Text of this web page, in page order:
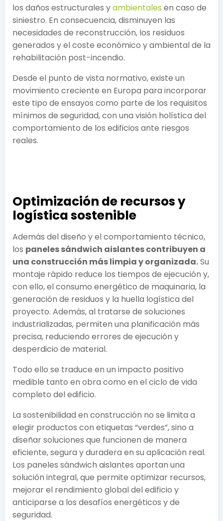
los daños estructurales yambientales en caso de
siniestro. En consecuencia, disminuyen las
necesidades de reconstrucción, los residuos
generados y el coste económico y ambiental de la
rehabilitación post-incendio.
Desde el punto de vista normativo, existe un
movimiento creciente en Europa para incorporar
este tipo de ensayos como parte de los requisitos
mínimos de seguridad, con una visión holística del
comportamiento de los edificios ante riesgos
reales.
Optimización de recursos y
logística sostenible
Además del diseño y el comportamiento técnico,
los paneles sándwich aislantes contribuyen a
una construcción más limpia y organizada.Su
montaje rápido reduce los tiempos de ejecución y,
con ello, el consumo energético de maquinaria, la
generación de residuos y la huella logística del
proyecto. Además, al tratarse de soluciones
industrializadas, permiten una planificación más
precisa, reduciendo errores de ejecución y
desperdicio de material.
Todo ello se traduce en un impacto positivo
medible tanto en obra como en el ciclo de vida
completo del edificio.
La sostenibilidad en construcción no se limita a
elegir productos con etiquetas “verdes”, sino a
diseñar soluciones que funcionen de manera
eficiente, segura y duradera en su aplicación real.
Los paneles sándwich aislantes aportan una
solución integral, que permite optimizar recursos,
mejorar el rendimiento global del edificio y
anticiparse a los desafíos energéticos y de
seguridad.